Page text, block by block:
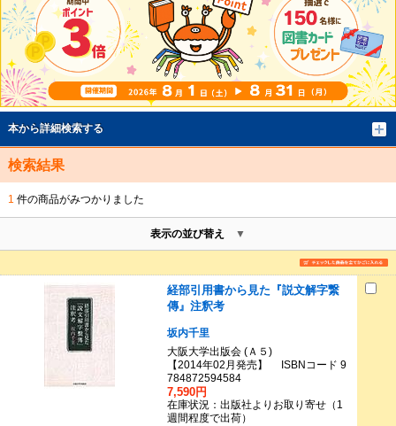
本から詳細検索する
検索結果
1 件の商品がみつかりました
表示の並び替え
経部引用書から見た『説文解字繋
傳』注釈考
坂内千里
大阪大学出版会 (Ａ５)
【2014年02月発売】 ISBNコード 9
784872594584
7,590円
在庫状況：出版社よりお取り寄せ（1
週間程度で出荷）